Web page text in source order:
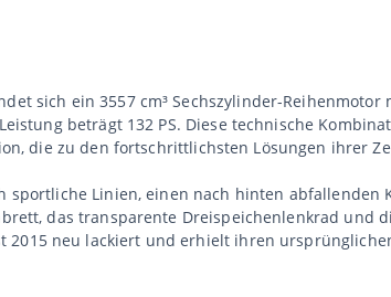
sich ein 3557 cm³ Sechszylinder-
beträgt 132 PS. Diese technische
die zu den fortschrittlichsten Lösungen ihrer
sportliche Linien, einen nach hinten abfallenden
das transparente Dreispeichenlenkrad und
2015 neu lackiert und erhielt ihren